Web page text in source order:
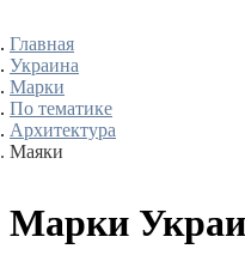
Главная
Украина
Марки
По тематике
Архитектура
Маяки
Марки